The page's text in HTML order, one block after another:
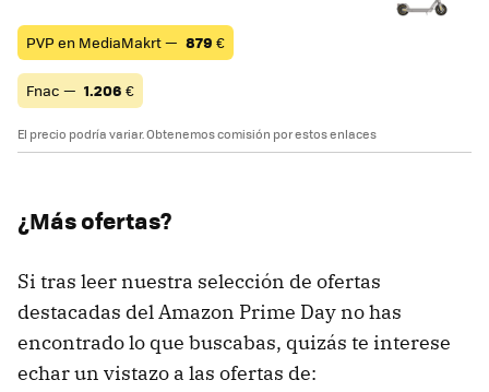
PVP en MediaMakrt — 879 €
Fnac — 1.206 €
El precio podría variar. Obtenemos comisión por estos enlaces
¿Más ofertas?
Si tras leer nuestra selección de ofertas
destacadas del Amazon Prime Day no has
encontrado lo que buscabas, quizás te interese
echar un vistazo a las ofertas de: